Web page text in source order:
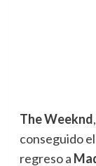
The Weeknd
conseguido
regreso a